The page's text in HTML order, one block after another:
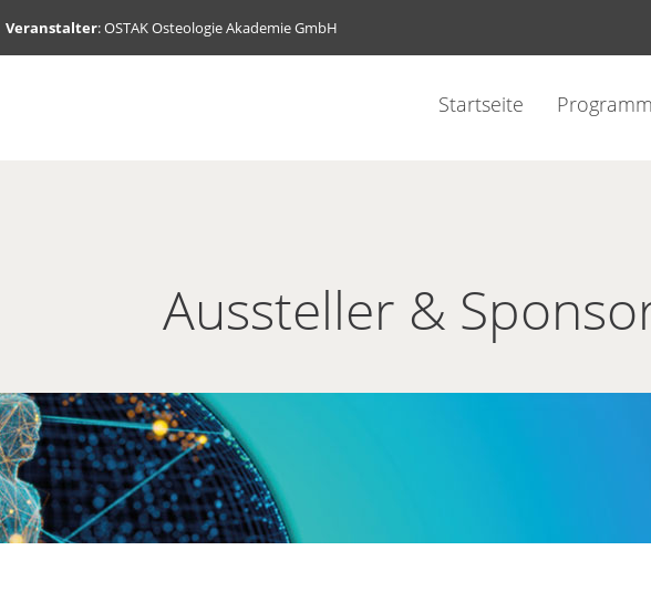
Veranstalter: OSTAK Osteologie Akademie GmbH
Startseite Programm
Aussteller &